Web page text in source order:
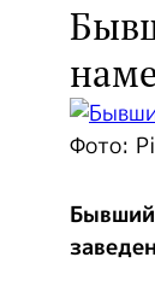
Фото:
Бывший